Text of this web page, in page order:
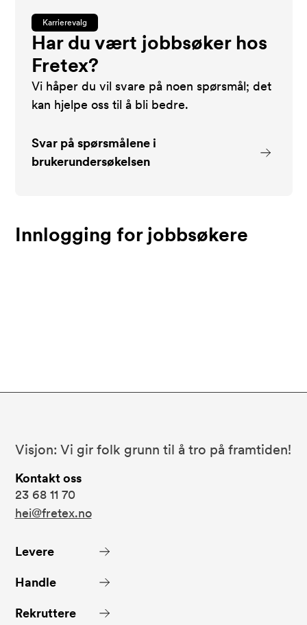
Karrierevalg
Har du vært jobbsøker hos
Fretex?
Vi håper du vil svare på noen spørsmål; det
kan hjelpe oss til å bli bedre.
Svar på spørsmålene i
brukerundersøkelsen
Innlogging for jobbsøkere
Bunnområde
Fretex
Visjon: Vi gir folk grunn til å tro på framtiden!
Kontakt oss
23 68 11 70
hei@fretex.no
Levere
Handle
Rekruttere